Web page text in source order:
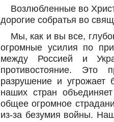
Возлюбленные во
дорогие собратья во
Мы, как и вы все,
огромные усилия по
между Россией и
противостояние. Это
разрушение и угрожает
наших стран
общее огромное
из-за безумия войны.